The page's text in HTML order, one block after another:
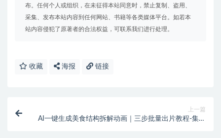
布。任何个人或组织，在未征得本站同意时，禁止复制、盗用、
采集、发布本站内容到任何网站、书籍等各类媒体平台。如若本
站内容侵犯了原著者的合法权益，可联系我们进行处理。
收藏 海报 链接
上一篇
AI一键生成美食结构拆解动画｜三步批量出片教程-集梦